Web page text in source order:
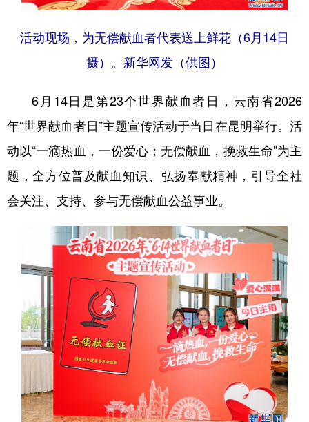
活动现场，为无偿献血者代表送上鲜花（6月14日
摄）。新华网发（供图）
6月14日是第23个世界献血者日，云南省2026
年“世界献血者日”主题宣传活动于当日在昆明举行。活
动以“一滴热血，一份爱心；无偿献血，挽救生命”为主
题，全方位普及献血知识、弘扬奉献精神，引导全社
会关注、支持、参与无偿献血公益事业。